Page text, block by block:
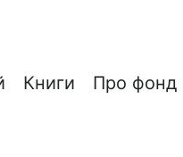
Книги Про фонд